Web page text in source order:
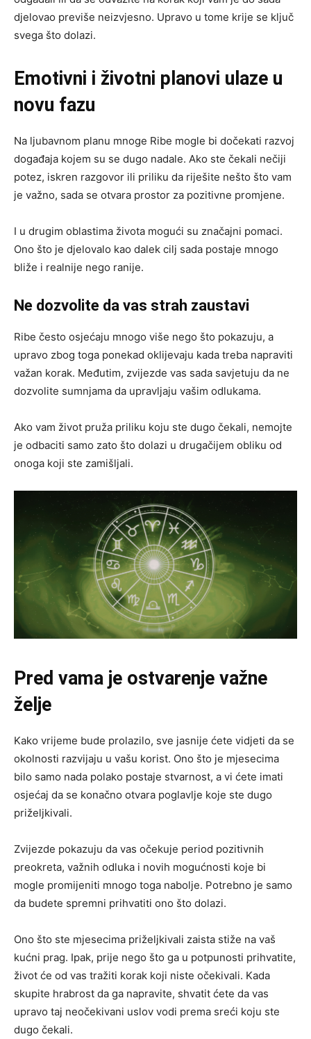
djelovao previše neizvjesno. Upravo u tome krije se ključ
svega što dolazi.
Emotivni i životni planovi ulaze u
novu fazu
Na ljubavnom planu mnoge Ribe mogle bi dočekati razvoj
događaja kojem su se dugo nadale. Ako ste čekali nečiji
potez, iskren razgovor ili priliku da riješite nešto što vam
je važno, sada se otvara prostor za pozitivne promjene.
I u drugim oblastima života mogući su značajni pomaci.
Ono što je djelovalo kao dalek cilj sada postaje mnogo
bliže i realnije nego ranije.
Ne dozvolite da vas strah zaustavi
Ribe često osjećaju mnogo više nego što pokazuju, a
upravo zbog toga ponekad oklijevaju kada treba napraviti
važan korak. Međutim, zvijezde vas sada savjetuju da ne
dozvolite sumnjama da upravljaju vašim odlukama.
Ako vam život pruža priliku koju ste dugo čekali, nemojte
je odbaciti samo zato što dolazi u drugačijem obliku od
onoga koji ste zamišljali.
Pred vama je ostvarenje važne
želje
Kako vrijeme bude prolazilo, sve jasnije ćete vidjeti da se
okolnosti razvijaju u vašu korist. Ono što je mjesecima
bilo samo nada polako postaje stvarnost, a vi ćete imati
osjećaj da se konačno otvara poglavlje koje ste dugo
priželjkivali.
Zvijezde pokazuju da vas očekuje period pozitivnih
preokreta, važnih odluka i novih mogućnosti koje bi
mogle promijeniti mnogo toga nabolje. Potrebno je samo
da budete spremni prihvatiti ono što dolazi.
Ono što ste mjesecima priželjkivali zaista stiže na vaš
kućni prag. Ipak, prije nego što ga u potpunosti prihvatite,
život će od vas tražiti korak koji niste očekivali. Kada
skupite hrabrost da ga napravite, shvatit ćete da vas
upravo taj neočekivani uslov vodi prema sreći koju ste
dugo čekali.